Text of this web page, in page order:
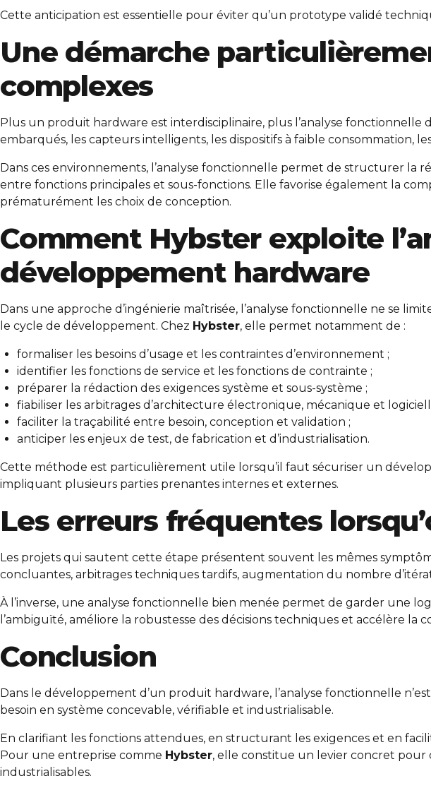
Cette anticipation est essentielle pour éviter qu’un prototype validé
Une démarche
complexes
Plus un produit hardware est interdisciplinaire, plus l’analyse
embarqués, les capteurs intelligents, les dispositifs à faible consommation,
Dans ces environnements, l’analyse fonctionnelle permet de structurer la
entre fonctions principales et sous-fonctions. Elle favorise également la
prématurément les choix de conception.
Comment Hybster exploite
développement hardware
Dans une approche d’ingénierie maîtrisée, l’analyse fonctionnelle ne se
le cycle de développement. Chez Hybster, elle permet notamment de :
formaliser les besoins d’usage et les contraintes d’environnement ;
identifier les fonctions de service et les fonctions de contrainte ;
préparer la rédaction des exigences système et sous-système ;
fiabiliser les arbitrages d’architecture électronique, mécanique et
faciliter la traçabilité entre besoin, conception et validation ;
anticiper les enjeux de test, de fabrication et d’industrialisation.
Cette méthode est particulièrement utile lorsqu’il faut sécuriser un
impliquant plusieurs parties prenantes internes et externes.
Les erreurs fréquentes
Les projets qui sautent cette étape présentent souvent les mêmes
concluantes, arbitrages techniques tardifs, augmentation du nombre
À l’inverse, une analyse fonctionnelle bien menée permet de garder une
l’ambiguïté, améliore la robustesse des décisions techniques et accélère la
Conclusion
Dans le développement d’un produit hardware, l’analyse fonctionnelle
besoin en système concevable, vérifiable et industrialisable.
En clarifiant les fonctions attendues, en structurant les exigences et en
Pour une entreprise comme Hybster, elle constitue un levier concret pour
industrialisables.